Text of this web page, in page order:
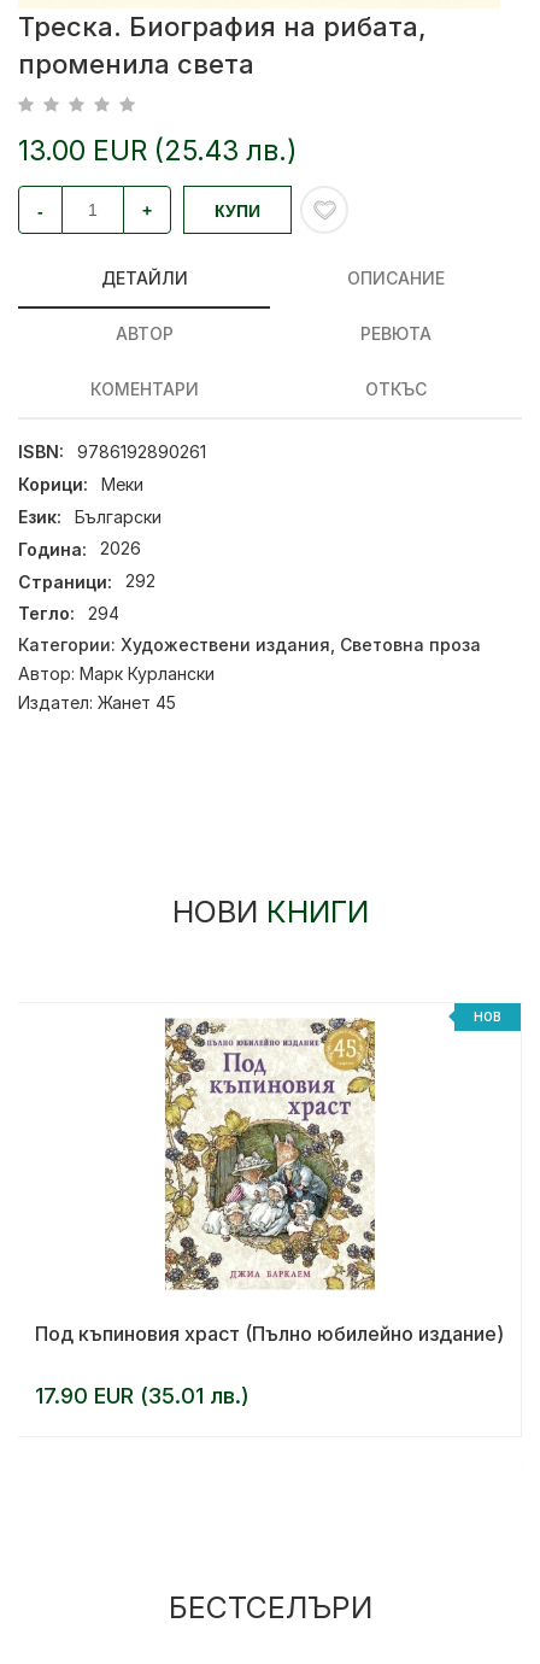
Треска. Биография на рибата,
променила света
13.00 EUR (25.43 лв.)
- + КУПИ
ДЕТАЙЛИ ОПИСАНИЕ
АВТОР РЕВЮТА
КОМЕНТАРИ ОТКЪС
ISBN:
9786192890261
Корици:
Меки
Език:
Български
Година:
2026
Страници:
292
Тегло:
294
Категории: Художествени издания Световна проза
Автор: Марк Курлански
Издател: Жанет 45
НОВИ КНИГИ
НОВ
Под къпиновия храст (Пълно юбилейно издание)
17.90 EUR (35.01 лв.)
БЕСТСЕЛЪРИ